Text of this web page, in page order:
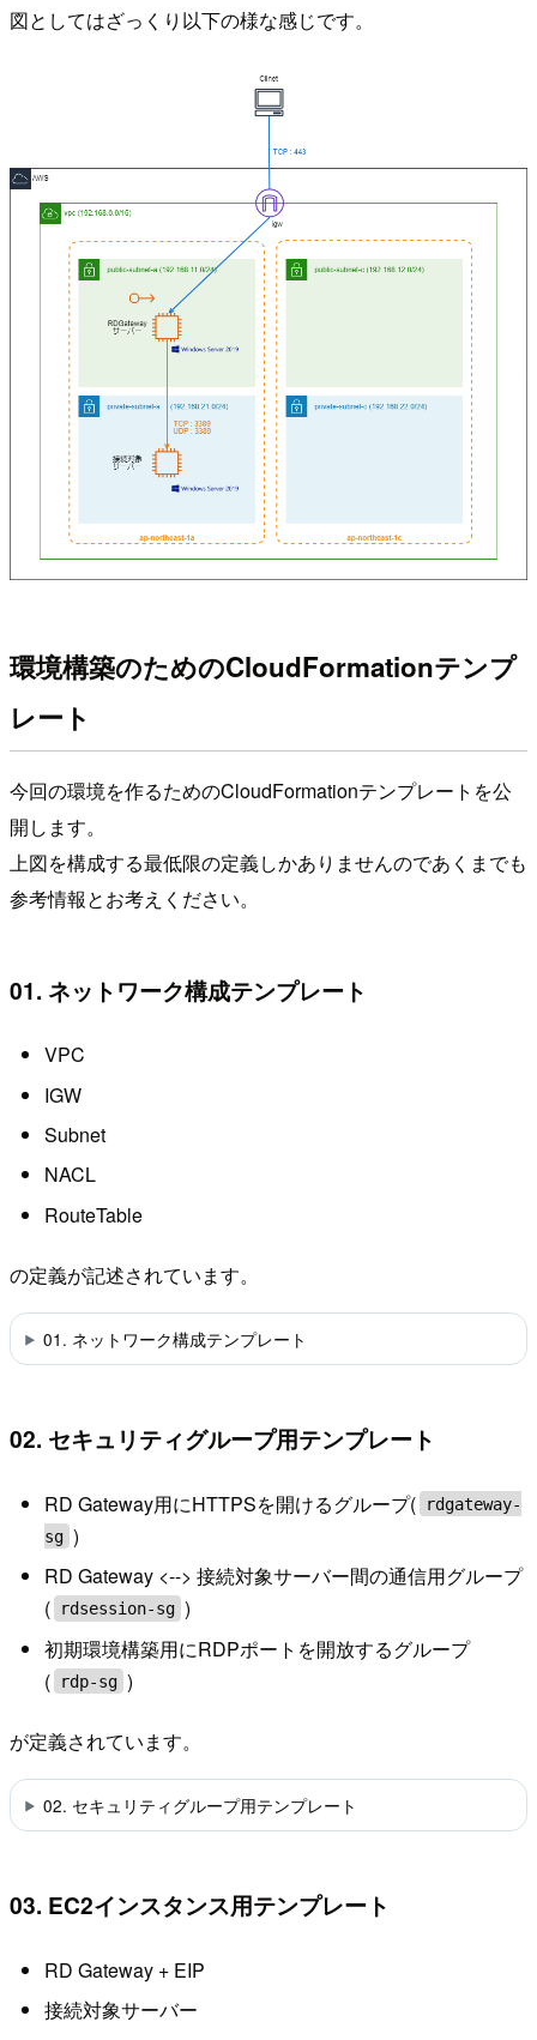
図としてはざっくり以下の様な感じです。
環境構築のためのCloudFormationテンプ
レート
今回の環境を作るためのCloudFormationテンプレートを公
開します。
上図を構成する最低限の定義しかありませんのであくまでも
参考情報とお考えください。
01. ネットワーク構成テンプレート
VPC
IGW
Subnet
NACL
RouteTable
の定義が記述されています。
01. ネットワーク構成テンプレート
02. セキュリティグループ用テンプレート
RD Gateway用にHTTPSを開けるグループ(
rdgateway-
sg )
RD Gateway <--> 接続対象サーバー間の通信用グループ
(
rdsession-sg )
初期環境構築用にRDPポートを開放するグループ
(
rdp-sg )
が定義されています。
02. セキュリティグループ用テンプレート
03. EC2インスタンス用テンプレート
RD Gateway + EIP
接続対象サーバー